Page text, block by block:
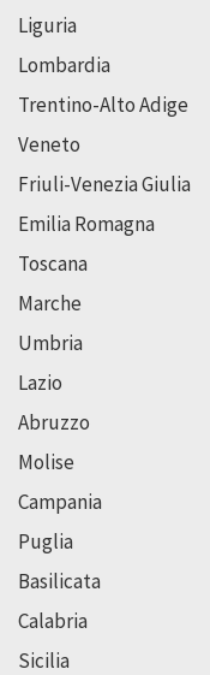
Liguria
Lombardia
Trentino-Alto Adige
Veneto
Friuli-Venezia Giulia
Emilia Romagna
Toscana
Marche
Umbria
Lazio
Abruzzo
Molise
Campania
Puglia
Basilicata
Calabria
Sicilia